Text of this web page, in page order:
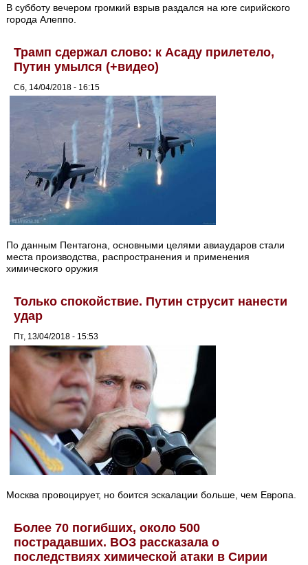
В субботу вечером громкий взрыв раздался на юге сирийского
города Алеппо.
Трамп сдержал слово: к Асаду прилетело,
Путин умылся (+видео)
Сб, 14/04/2018 - 16:15
По данным Пентагона, основными целями авиаударов стали
места производства, распространения и применения
химического оружия
Только спокойствие. Путин струсит нанести
удар
Пт, 13/04/2018 - 15:53
Москва провоцирует, но боится эскалации больше, чем Европа.
Более 70 погибших, около 500
пострадавших. ВОЗ рассказала о
последствиях химической атаки в Сирии